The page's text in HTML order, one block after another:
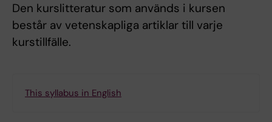
Den kurslitteratur som används i kursen
består av vetenskapliga artiklar till varje
kurstillfälle.
This syllabus in English